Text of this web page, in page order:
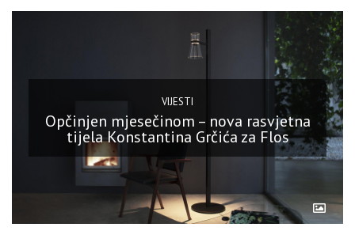
VIJESTI
Opčinjen mjesečinom – nova rasvjetna
tijela Konstantina Grčića za Flos